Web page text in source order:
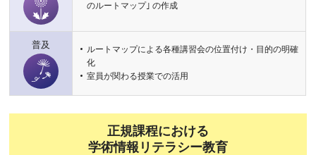
のルートマップ｣ の作成
普及
ルートマップによる各種講習会の位置付け・目的の明確
化
室員が関わる授業での活用
正規課程における
学術情報リテラシー教育